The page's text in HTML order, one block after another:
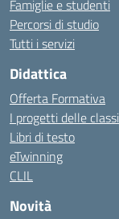
Famiglie e studenti
Percorsi di studio
Tutti i servizi
Didattica
Offerta Formativa
I progetti delle classi
Libri di testo
eTwinning
CLIL
Novità